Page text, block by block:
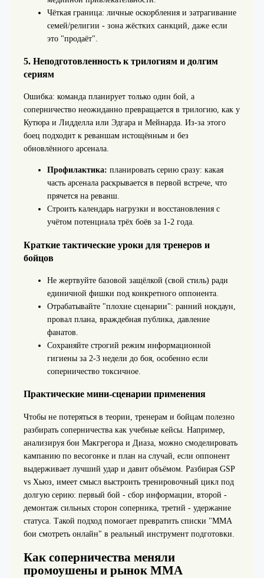
Чёткая граница: личные оскорбления и затрагивание
семей/религии - зона жёстких санкций, даже если
это "продаёт".
5. Неподготовленность к трилогиям и долгим
сериям
Ошибка: команда планирует только один бой, а
соперничество неожиданно превращается в трилогию, как у
Кутюра и Лидделла или Эдгара и Мейнарда. Из-за этого
боец подходит к реваншам истощённым и без
обновлённого арсенала.
Профилактика: планировать серию сразу: какая
часть арсенала раскрывается в первой встрече, что
прячется на реванш.
Строить календарь нагрузки и восстановления с
учётом потенциала трёх боёв за 1-2 года.
Краткие тактические уроки для тренеров и
бойцов
Не жертвуйте базовой защёлкой (свой стиль) ради
единичной фишки под конкретного оппонента.
Отрабатывайте "плохие сценарии": ранний нокдаун,
провал плана, враждебная публика, давление
фанатов.
Сохраняйте строгий режим информационной
гигиены за 2-3 недели до боя, особенно если
соперничество токсичное.
Практические мини-сценарии применения
Чтобы не потеряться в теории, тренерам и бойцам полезно
разбирать соперничества как учебные кейсы. Например,
анализируя бои Макгрегора и Диаза, можно смоделировать
кампанию по весогонке и план на случай, если оппонент
выдерживает лучший удар и давит объёмом. Разбирая GSP
vs Хьюз, имеет смысл выстроить тренировочный цикл под
долгую серию: первый бой - сбор информации, второй -
демонтаж сильных сторон соперника, третий - удержание
статуса. Такой подход помогает превратить списки "ММА
бои смотреть онлайн" в реальный инструмент подготовки.
Как соперничества меняли
промоушены и рынок ММА